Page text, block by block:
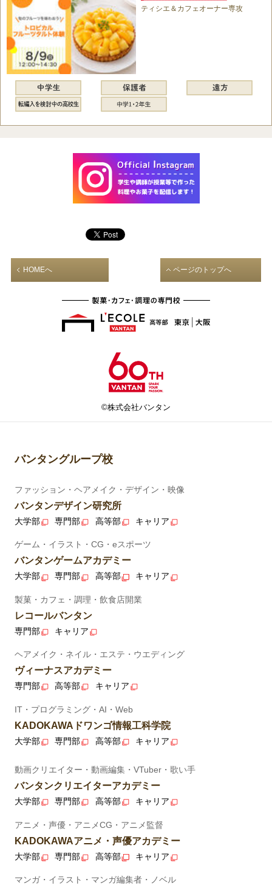
ティシエ＆カフェオーナー専攻
HOMEへ ページのトップへ
©株式会社バンタン
バンタングループ校
ファッション・ヘアメイク・デザイン・映像
バンタンデザイン研究所
大学部 専門部 高等部 キャリア
ゲーム・イラスト・CG・eスポーツ
バンタンゲームアカデミー
大学部 専門部 高等部 キャリア
製菓・カフェ・調理・飲食店開業
レコールバンタン
専門部 キャリア
ヘアメイク・ネイル・エステ・ウエディング
ヴィーナスアカデミー
専門部 高等部 キャリア
IT・プログラミング・AI・Web
KADOKAWAドワンゴ情報工科学院
大学部 専門部 高等部 キャリア
動画クリエイター・動画編集・VTuber・歌い手
バンタンクリエイターアカデミー
大学部 専門部 高等部 キャリア
アニメ・声優・アニメCG・アニメ監督
KADOKAWAアニメ・声優アカデミー
大学部 専門部 高等部 キャリア
マンガ・イラスト・マンガ編集者・ノベル